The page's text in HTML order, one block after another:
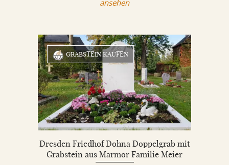
ansehen
GRABSTEIN KAUFEN
Dresden Friedhof Dohna Doppelgrab mit
Grabstein aus Marmor Familie Meier